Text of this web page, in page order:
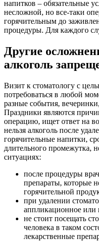
напитков – обязательные
несложной, но все-таки
горячительным до
процедуры. Для каждого
Другие
алкоголь
Визит к стоматологу с
потребоваться в любой
разные события,
Праздники являются
операцию, ищет ответ на
нельзя алкоголь после
горячительные напитки,
длительного промежутка,
ситуациях:
после процедуры
препараты, которые
горячительной
при удалении
аппликационное или
не стоит посещать
человека в таком
лекарственные